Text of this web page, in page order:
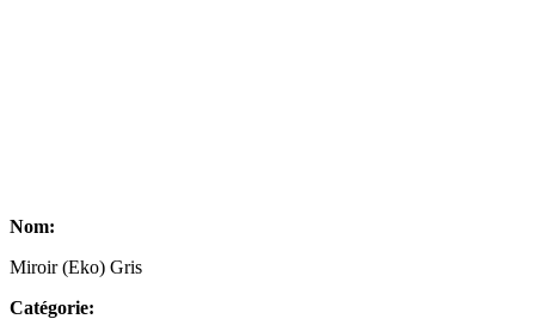
Nom:
Miroir (Eko) Gris
Catégorie: